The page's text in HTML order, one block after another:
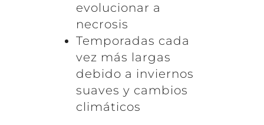
evolucionar a
necrosis
Temporadas cada
vez más largas
debido a inviernos
suaves y cambios
climáticos